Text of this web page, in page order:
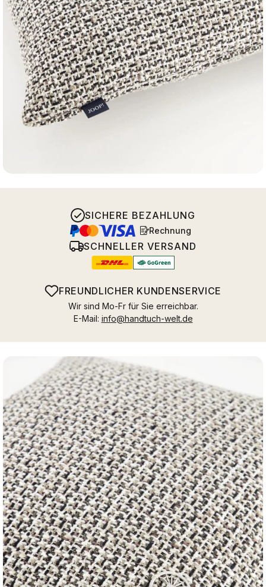
SICHERE BEZAHLUNG
Rechnung
SCHNELLER VERSAND
FREUNDLICHER KUNDENSERVICE
Wir sind Mo-Fr für Sie erreichbar.
E-Mail: info@handtuch-welt.de